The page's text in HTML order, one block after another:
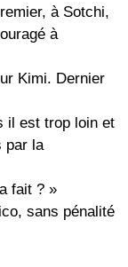
à Sotchi,
à
Kimi. Dernier
il est trop loin et
par la
fait ? »
sans pénalité